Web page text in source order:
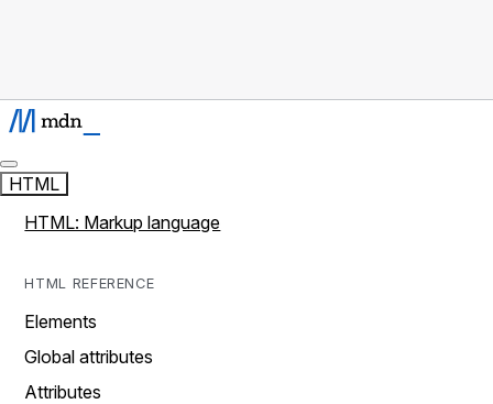
HTML
HTML: Markup language
HTML REFERENCE
Elements
Global attributes
Attributes